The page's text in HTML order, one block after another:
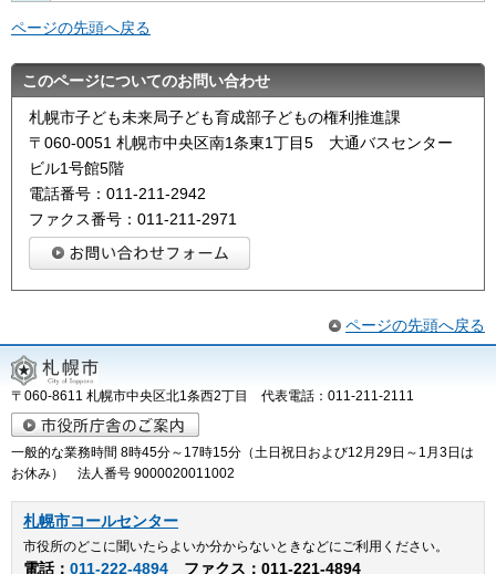
ページの先頭へ戻る
このページについてのお問い合わせ
札幌市子ども未来局子ども育成部子どもの権利推進課
〒060-0051 札幌市中央区南1条東1丁目5 大通バスセンター
ビル1号館5階
電話番号：011-211-2942
ファクス番号：011-211-2971
ページの先頭へ戻る
〒060-8611 札幌市中央区北1条西2丁目 代表電話：011-211-2111
一般的な業務時間 8時45分～17時15分（土日祝日および12月29日～1月3日は
お休み） 法人番号 9000020011002
札幌市コールセンター
市役所のどこに聞いたらよいか分からないときなどにご利用ください。
電話： 011-222-4894 ファクス：011-221-4894